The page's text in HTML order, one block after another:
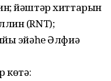
йәштәр хиттарын
(RNT);
эйәһе Әлфиә
көтә: